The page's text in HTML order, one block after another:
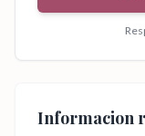
Informacion